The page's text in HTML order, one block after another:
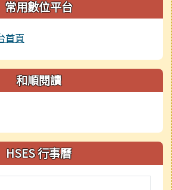
常用數位平台
和順閱讀
HSES 行事曆